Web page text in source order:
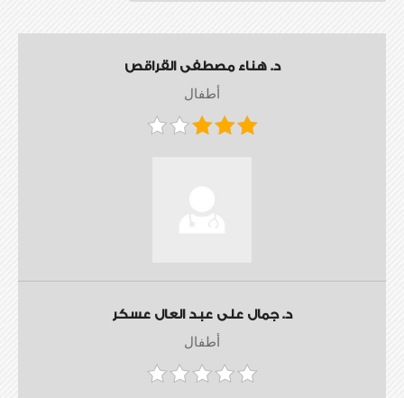
د. هناء مصطفى القراقص
أطفال
د. جمال على عبد العال عسكر
أطفال